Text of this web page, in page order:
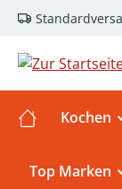
Hauptinhalt
Zur Suche
Zur
Kochen
Top Marken